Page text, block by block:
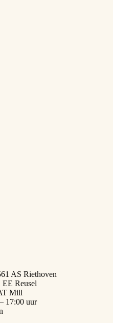
AS Riethoven
EE Reusel
Mill
17:00 uur